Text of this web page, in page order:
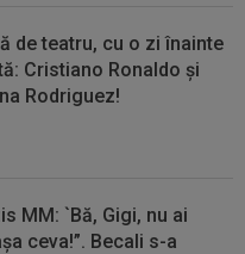
de teatru, cu o zi înainte
Cristiano Ronaldo și
Rodriguez!
MM: `Bă, Gigi, nu ai
ceva!”. Becali s-a